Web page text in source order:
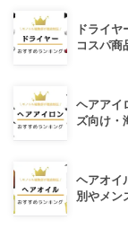
ドライ
コスパ商
ヘアアイ
ズ向け・
ヘアオイ
別やメン